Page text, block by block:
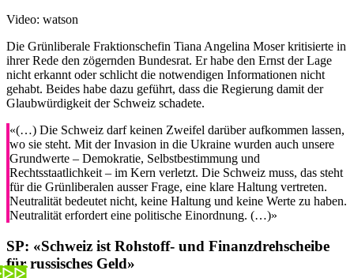
Video: watson
Die Grünliberale Fraktionschefin Tiana Angelina Moser kritisierte in
ihrer Rede den zögernden Bundesrat. Er habe den Ernst der Lage
nicht erkannt oder schlicht die notwendigen Informationen nicht
gehabt. Beides habe dazu geführt, dass die Regierung damit der
Glaubwürdigkeit der Schweiz schadete.
«(…) Die Schweiz darf keinen Zweifel darüber aufkommen lassen,
wo sie steht. Mit der Invasion in die Ukraine wurden auch unsere
Grundwerte – Demokratie, Selbstbestimmung und
Rechtsstaatlichkeit – im Kern verletzt. Die Schweiz muss, das steht
für die Grünliberalen ausser Frage, eine klare Haltung vertreten.
Neutralität bedeutet nicht, keine Haltung und keine Werte zu haben.
Neutralität erfordert eine politische Einordnung. (…)»
SP: «Schweiz ist Rohstoff- und Finanzdrehscheibe
für russisches Geld»